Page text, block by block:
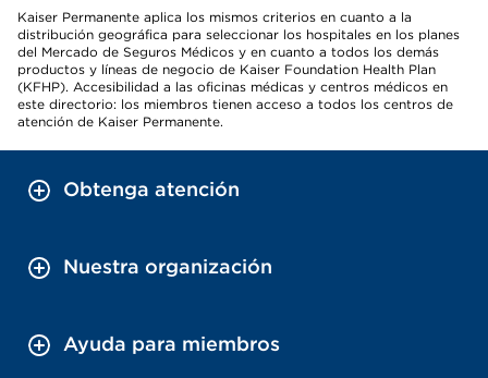
Kaiser Permanente aplica los mismos criterios en cuanto a la
distribución geográfica para seleccionar los hospitales en los planes
del Mercado de Seguros Médicos y en cuanto a todos los demás
productos y líneas de negocio de Kaiser Foundation Health Plan
(KFHP). Accesibilidad a las oficinas médicas y centros médicos en
este directorio: los miembros tienen acceso a todos los centros de
atención de Kaiser Permanente.
Obtenga atención
Nuestra organización
Ayuda para miembros